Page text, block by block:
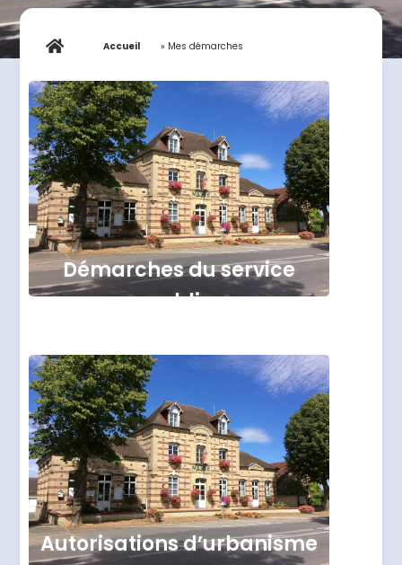
Accueil » Mes démarches
Démarches du service
public
Autorisations d’urbanisme